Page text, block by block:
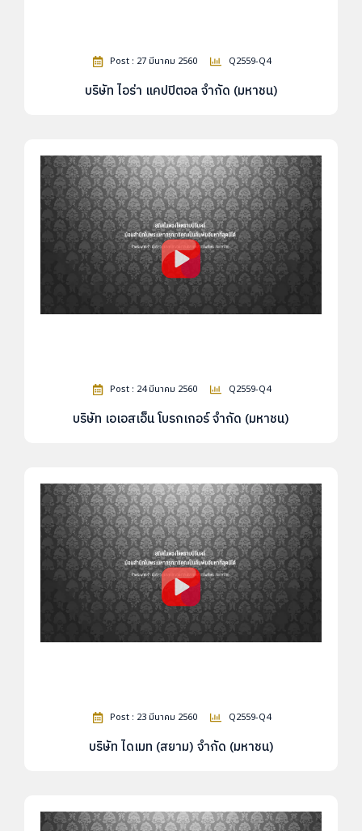
Post : 27 มีนาคม 2560 Q2559-Q4
บริษัท ไอร่า แคปปิตอล จำกัด (มหาชน)
Post : 24 มีนาคม 2560 Q2559-Q4
บริษัท เอเอสเอ็น โบรกเกอร์ จำกัด (มหาชน)
Post : 23 มีนาคม 2560 Q2559-Q4
บริษัท ไดเมท (สยาม) จำกัด (มหาชน)